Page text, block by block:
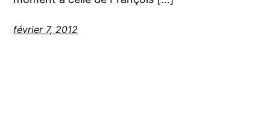
février 7, 2012